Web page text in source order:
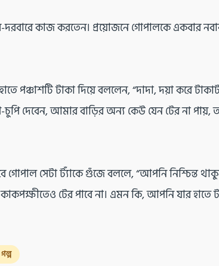
দরবারে কাজ করতেন। প্রয়োজনে গোপালকে একবার
পঞ্চাশটি টাকা দিয়ে বললেন, “দাদা, দয়া করে
চুপি দেবেন, আমার বাড়ির অন্য কেউ যেন টের না পায়,
সেটা ট্যাঁকে গুঁজে বললে, “আপনি নিশ্চিন্ত
টের পাবে না। এমন কি, আপনি যার হাতে